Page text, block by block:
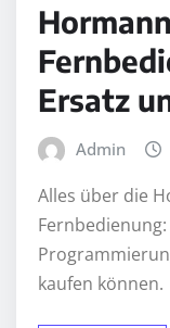
Ersatz
Admin
Alles über die
kaufen können.